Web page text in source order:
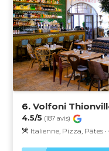
6.Volfoni
4.5/5 (187 avis)
Italienne, Pizza, Pâtes